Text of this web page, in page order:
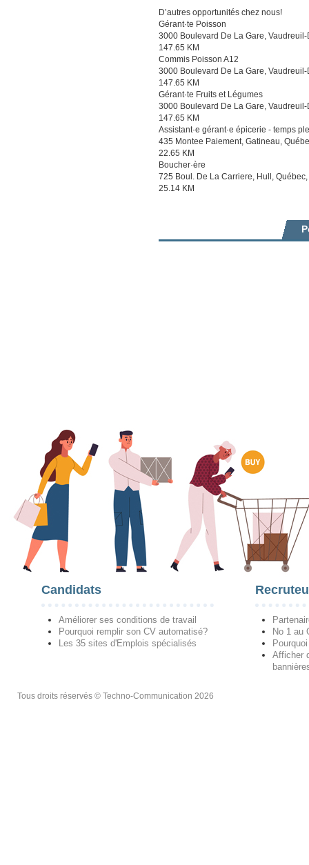
D’autres opportunités chez nous!
Gérant·te Poisson
3000 Boulevard De La Gare,
147.65 KM
Commis Poisson A12
3000 Boulevard De La Gare,
147.65 KM
Gérant·te Fruits et Légumes
3000 Boulevard De La Gare,
147.65 KM
Assistant·e gérant·e épicerie - temps
435 Montee Paiement, Gatineau,
22.65 KM
Boucher·ère
725 Boul. De La Carriere, Hull,
25.14 KM
Candidats
Améliorer ses conditions de travail
Pourquoi remplir son CV automatisé?
Les 35 sites d'Emplois spécialisés
No 1 au
Afficher
Tous droits réservés © Techno-Communication 2026